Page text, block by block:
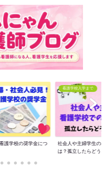
護学校の奨学金につ
看護学校入学まで
社会人や主婦学生の看
は？孤立したらどう...